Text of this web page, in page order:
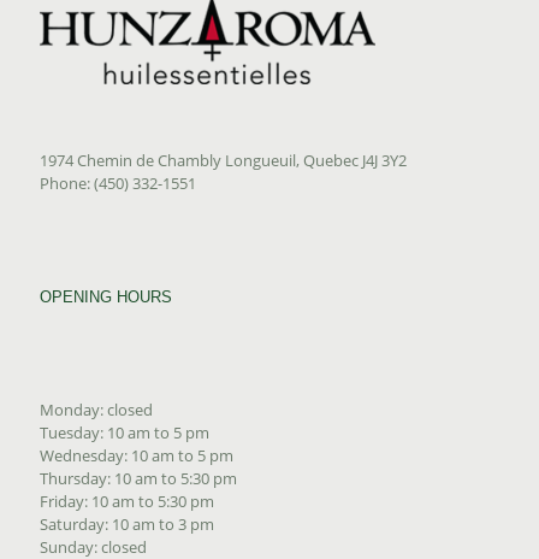
1974 Chemin de Chambly Longueuil, Quebec J4J 3Y2
Phone: (450) 332-1551
OPENING HOURS
Monday: closed
Tuesday: 10 am to 5 pm
Wednesday: 10 am to 5 pm
Thursday: 10 am to 5:30 pm
Friday: 10 am to 5:30 pm
Saturday: 10 am to 3 pm
Sunday: closed